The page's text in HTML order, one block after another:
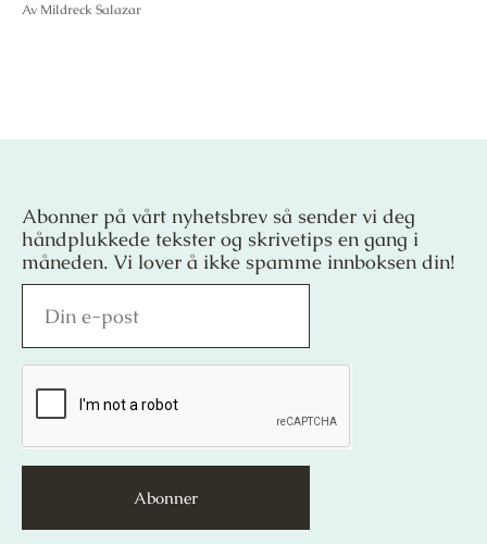
Av Mildreck Salazar
Abonner på vårt nyhetsbrev så sender vi deg
håndplukkede tekster og skrivetips en gang i
måneden. Vi lover å ikke spamme innboksen din!
Abonner